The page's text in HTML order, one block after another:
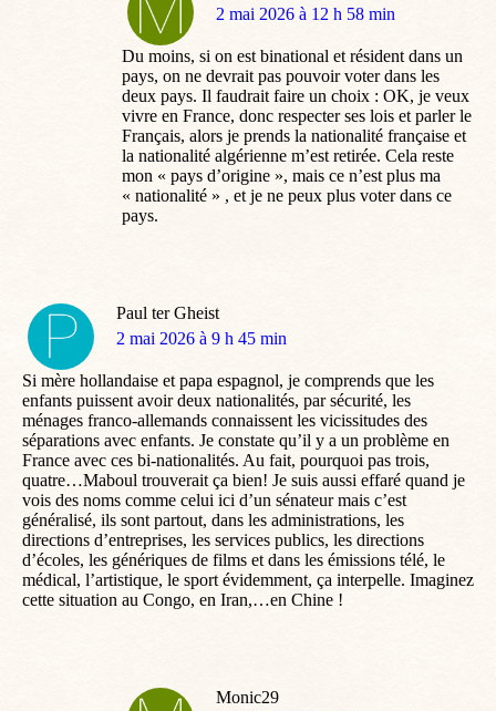
dit
2 mai 2026 à 12 h 58 min
Du moins, si on est binational et résident dans un
pays, on ne devrait pas pouvoir voter dans les
deux pays. Il faudrait faire un choix : OK, je veux
vivre en France, donc respecter ses lois et parler le
Français, alors je prends la nationalité française et
la nationalité algérienne m’est retirée. Cela reste
mon « pays d’origine », mais ce n’est plus ma
« nationalité » , et je ne peux plus voter dans ce
pays.
Paul ter Gheist
dit
2 mai 2026 à 9 h 45 min
Si mère hollandaise et papa espagnol, je comprends que les
enfants puissent avoir deux nationalités, par sécurité, les
ménages franco-allemands connaissent les vicissitudes des
séparations avec enfants. Je constate qu’il y a un problème en
France avec ces bi-nationalités. Au fait, pourquoi pas trois,
quatre…Maboul trouverait ça bien! Je suis aussi effaré quand je
vois des noms comme celui ici d’un sénateur mais c’est
généralisé, ils sont partout, dans les administrations, les
directions d’entreprises, les services publics, les directions
d’écoles, les génériques de films et dans les émissions télé, le
médical, l’artistique, le sport évidemment, ça interpelle. Imaginez
cette situation au Congo, en Iran,…en Chine !
Monic29